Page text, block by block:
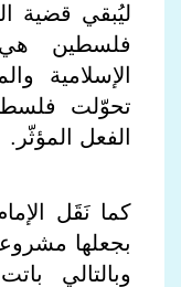
ليُبقي قضية
فلسطين
الإسلامية
تحوّلت
الفعل المؤثّر.
كما نَقَل
بجعلها
وبالتالي